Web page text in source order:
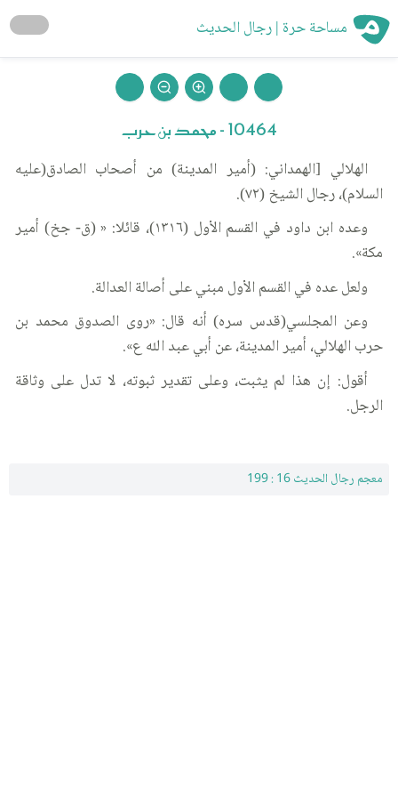
مساحة حرة | رجال الحديث
10464 - محمد بن حرب
الهلالي [الهمداني: (أمير المدينة) من أصحاب الصادق(عليه
السلام)، رجال الشيخ (٧٢).
وعده ابن داود في القسم الأول (١٣١٦)، قائلا: « (ق- جخ) أمير
مكة».
ولعل عده في القسم الأول مبني على أصالة العدالة.
وعن المجلسي(قدس سره) أنه قال: «روى الصدوق محمد بن
حرب الهلالي، أمير المدينة، عن أبي عبد الله ع».
أقول: إن هذا لم يثبت، وعلى تقدير ثبوته، لا تدل على وثاقة
الرجل.
معجم رجال الحديث 16 : 199